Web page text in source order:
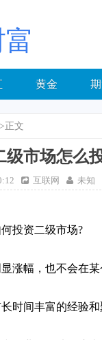
黄金
>正文
级市场怎么
互联网 未知
投资二级市场?
涨幅，也不会在
时间丰富的经验